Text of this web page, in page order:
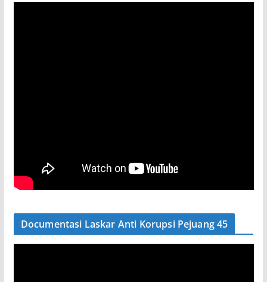
Documentasi Laskar Anti Korupsi Pejuang 45